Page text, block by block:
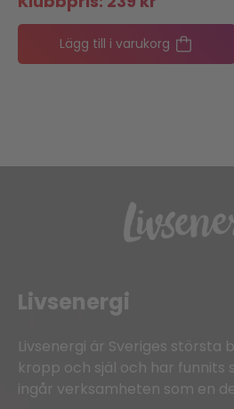
Lägg till i varukorg
Livsenergi
Livsenergi är Sveriges största
kropp och själ och har funnits
ingår verksamheten som en